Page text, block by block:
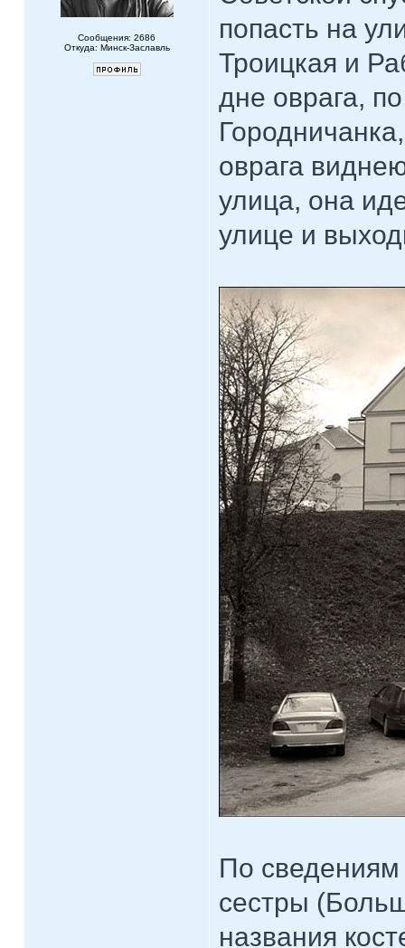
Сообщения: 2686
Откуда: Минск-Заславль
попасть на
Троицкая и
дне оврага,
оврага
улица, она
улице и
По сведениям
сестры
названия